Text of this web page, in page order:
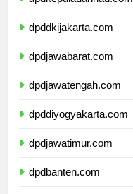
dpddkijakarta.com
dpdjawabarat.com
dpdjawatengah.com
dpddiyogyakarta.com
dpdjawatimur.com
dpdbanten.com